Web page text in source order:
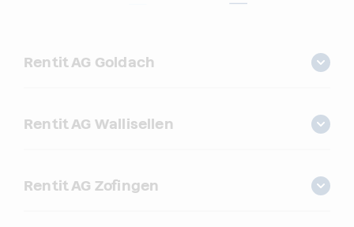
Rentit AG Goldach
Rentit AG Wallisellen
Rentit AG Zofingen